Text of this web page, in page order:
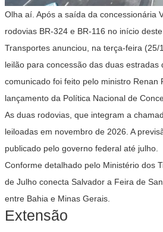
Olha aí. Após a saída da concessionária
rodovias BR-324 e BR-116 no início
Transportes anunciou, na terça-feira (25/
leilão para concessão das duas estradas
comunicado foi feito pelo ministro Renan
lançamento da Política Nacional de
As duas rodovias, que integram a
leiloadas em novembro de 2026. A
publicado pelo governo federal até julho.
Conforme detalhado pelo Ministério dos
de Julho conecta Salvador a Feira de
entre Bahia e Minas Gerais.
Extensão